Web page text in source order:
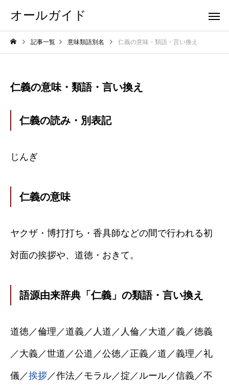
オールガイド
記事一覧 意味類語別名 仁義の意味・類語・言い換え
仁義の意味・類語・言い換え
仁義の読み・別表記
じんぎ
仁義の意味
ヤクザ・博打打ち・香具師などの間で行われる初
対面の挨拶や、道徳・おきて。
語源由来辞典「仁義」の類語・言い換え
道徳／倫理／道義／人道／人倫／大道／義／徳義
／大義／世道／公道／公徳／正義／道／義理／礼
儀／挨拶／作法／モラル／掟／ルール／信義／不